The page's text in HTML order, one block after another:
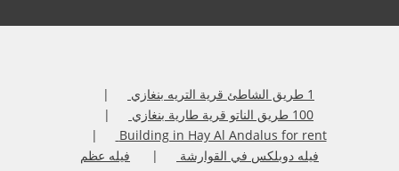
1 طريق الشاطئ قرية التريه بنغازي
100 طريق الناتو قرية طارية بنغازي
Building in Hay Al Andalus for rent
فيله دوبلكس في القوارشة
فيله عظم